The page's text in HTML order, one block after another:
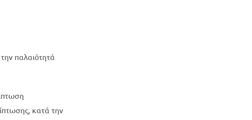
παλαιότητά
κατά την